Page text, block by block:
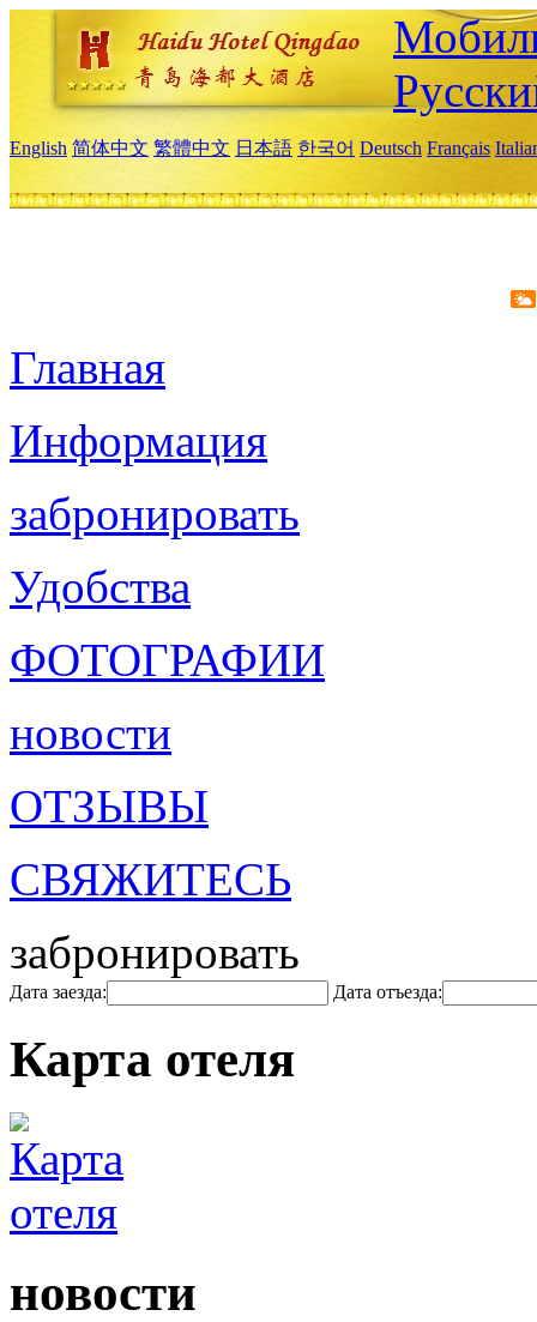
English 简体中文 繁體中文 日本語 한국어 Deutsch Français
Главная
Информация
забронировать
Удобства
ФОТОГРАФИИ
новости
ОТЗЫВЫ
СВЯЖИТЕСЬ
забронировать
Дата заезда: Дата отъезда:
Карта отеля
новости